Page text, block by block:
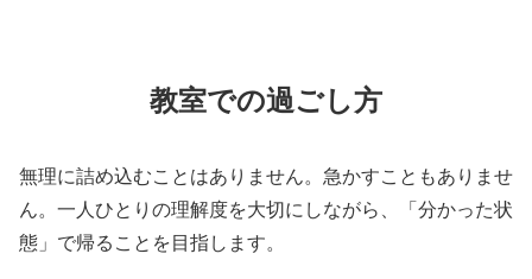
教室での過ごし方
無理に詰め込むことはありません。急かすこともありませ
ん。一人ひとりの理解度を大切にしながら、「分かった状
態」で帰ることを目指します。